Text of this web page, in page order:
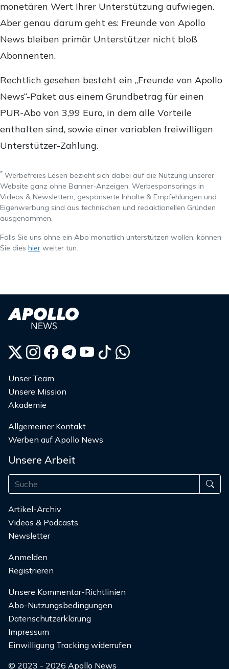
monetären Wert Ihrer Unterstützung aufwiegen.
Aber genau darum geht es: Freunde von Apollo
News bleiben primär Unterstützer nicht bloß
Abonnenten.
Rechtlich gesehen besteht ein „Freunde von Apollo
News“-Paket aus einem Grundbetrag für einen
PUR-Abo von 3,99 Euro, in dem alle Vorteile
enthalten sind, sowie einer variablen freiwilligen
Unterstützer-Zahlung.
* Werbefreies Lesen bezieht sich dabei auf die Nutzung unserer
Website ganz ohne Banner-Anzeigen. Werbesponsorings in
Videos & Newslettern, gesponserte Inhalte & Empfehlungen und
Eigenwerbung sind aus technischen und redaktionellen Gründen
ausgenommen.
Falls Sie uns ohne ein Abo monatlich unterstützen wollen, können
Sie dies hier weiter tun.
Unser Team
Unsere Mission
Akademie
Allgemeiner Kontakt
Werben auf Apollo News
Unsere Arbeit
Artikel-Archiv
Videos & Podcasts
Newsletter
Anmelden
Registrieren
Unsere Kommentar-Richtlinien
Abo-Nutzungsbedingungen
Datenschutzerklärung
Impressum
Einwilligung Tracking widerrufen
© 2023 - 2026 Apollo News